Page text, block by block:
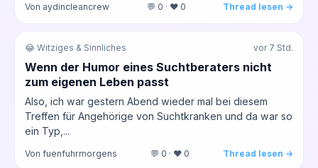
Von aydincleancrew 💬 0 · ❤️ 0 Thread lesen →
😂 Witziges & Sinnliches vor 7 Std.
Wenn der Humor eines Suchtberaters nicht
zum eigenen Leben passt
Also, ich war gestern Abend wieder mal bei diesem
Treffen für Angehörige von Suchtkranken und da war so
ein Typ,...
Von fuenfuhrmorgens 💬 0 · ❤️ 0 Thread lesen →